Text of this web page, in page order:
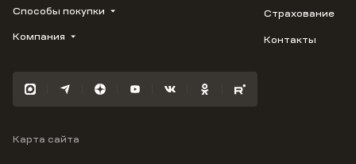
1799
Флора
Отражение
Купить квартиру
Студию
3-комнатную
Способы покупки
Трейд-ин
100% оплата
Компания
Карьера
Страхование
Контакты
Карта сайта